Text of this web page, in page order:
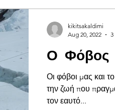
Ojos del Salado
Απώλεια ΕΘΙΣΜΟΙ
Ο Φόβος
Οι φόβοι μας και
την ζωή που
τον εαυτό...
kikitsakaldimi
Aug 20, 2022
3